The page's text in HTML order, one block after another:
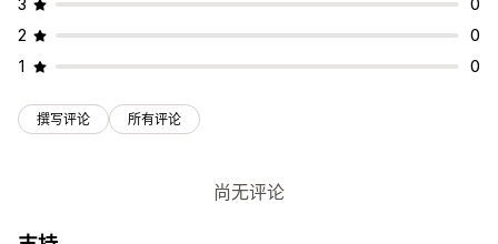
3
0
2
0
1
0
撰写评论 所有评论
尚无评论